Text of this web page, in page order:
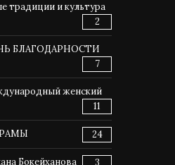
традиции и культура
2
БЛАГОДАРНОСТИ
7
женский
11
24
Бокейханова 3